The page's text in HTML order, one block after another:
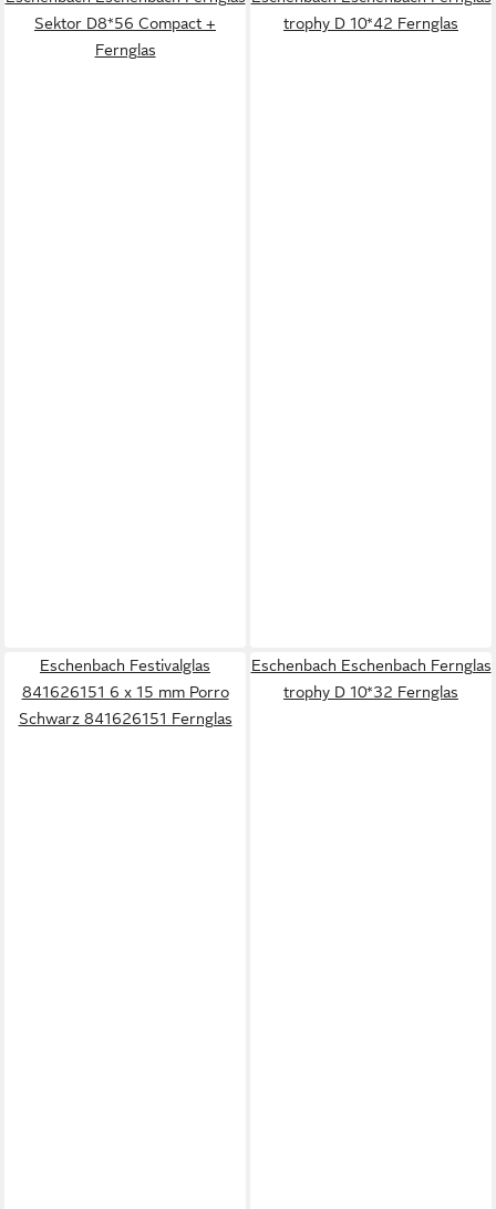
Sektor D8*56 Compact +
Fernglas
trophy D 10*42 Fernglas
Eschenbach Festivalglas
841626151 6 x 15 mm Porro
Schwarz 841626151 Fernglas
Eschenbach Eschenbach Fernglas
trophy D 10*32 Fernglas